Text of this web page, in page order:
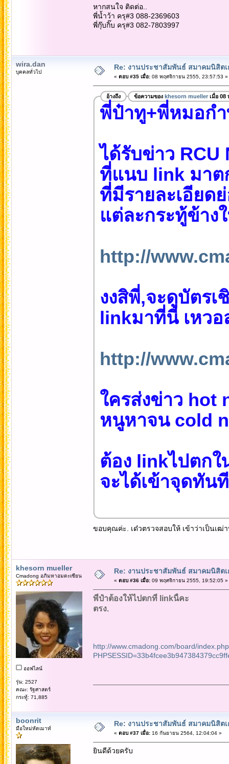
หากสนใจ ติดต่อ..
พี่น้ำว้า ครุ#3 088-2369603
พี่กุ๊บกิ๊บ ครุ#3 082-7803997
wira.dan
บุคคลทั่วไป
Re: งานประชาสัมพันธ์ สมาคมนิสิต
« ตอบ #35 เมื่อ:08 พฤศจิกายน 2555, 23:57:53 »
อ้างถึง ข้อความของ khesorn muellerเมื่อ 08
พี่ป๋าทู+พี่หมอก
ได้รับข่าว
ที่แนบ link มาต
ที่มีรายละเอียด
แต่ละกระทู้ข้าง
http://
งงสิพี่,จะดูบัตร
linkมาที่นี่ เหว
http://
ใครส่งข่าว hot
หนูหาจน cold
ต้อง linkไปตก
จะได้เข้าจุดทัน
ขอบคุณค่ะ. เด๋วตรวจสอบให้ เข้าว่าเป็นเฒ่
khesorn mueller
Cmadong อภิมหาอมตะเซียน
ออฟไลน์
รุ่น: 2527
คณะ: รัฐศาสตร์
กระทู้: 71,885
Re: งานประชาสัมพันธ์ สมาคมนิสิต
« ตอบ #36 เมื่อ:09 พฤศจิกายน 2555, 19:52:05 »
พี่ป๋าต้องให้ไปตกที่ linkนี้คะ
ตรง.
http://www.cmadong.com/board/
boonrit
มือใหม่หัดเมาท์
Re: งานประชาสัมพันธ์ สมาคมนิสิต
« ตอบ #37 เมื่อ:16 กันยายน 2564, 12:04:04 »
ยินดีด้วยครับ